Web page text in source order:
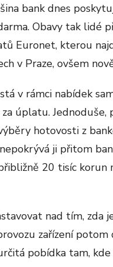
bank dnes
Obavy tak lidé
Euronet, kterou
v Praze, ovšem
v rámci nabídek
úplatu. Jednoduše,
hotovosti z
ji přitom
20 tisíc korun
nad tím, zda
zařízení
pobídka tam,